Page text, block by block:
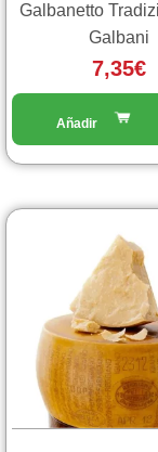
Galbanetto
Galbani
7,35€
varianti.
opzioni
possono
essere